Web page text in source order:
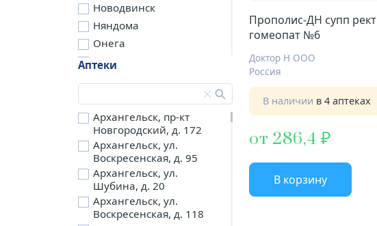
Новодвинск
Няндома
Онега
Северодвинск
д. Бережная
д. Петариха
д. Согра
п. Березник
п. Боброво
п. Вычегодский
п. Двинской,
Аптеки
Архангельск, пр-кт
Новгородский, д. 172
Архангельск, ул.
Воскресенская, д. 95
Архангельск, ул.
Шубина, д. 20
Архангельск, ул.
Воскресенская, д. 118
Прополис-ДН супп рект
гомеопат №6
Доктор Н ООО
Россия
В наличии в 4 аптеках
от 286,4
В корзину